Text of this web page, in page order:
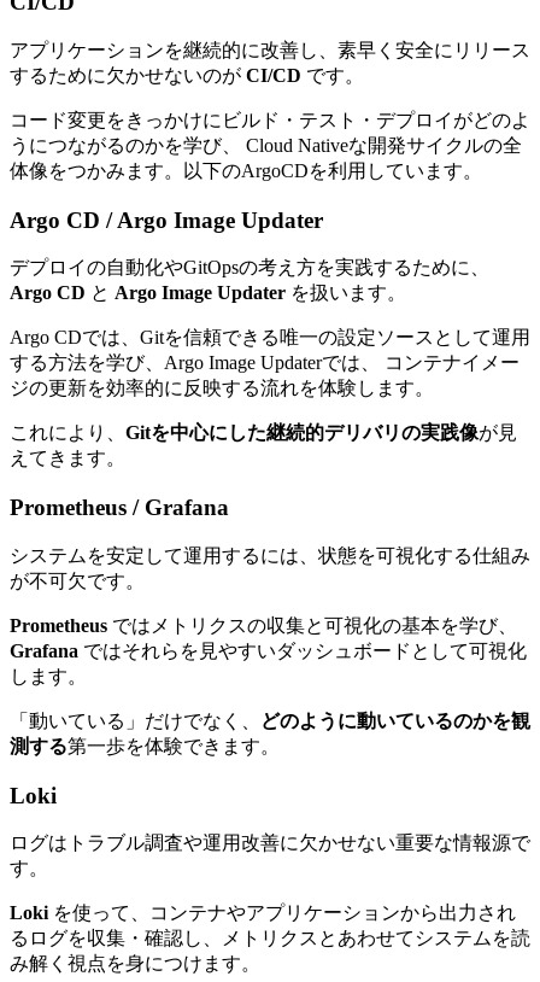
アプリケーションを継続的に改善し、素早く安全にリリース
するために欠かせないのが CI/CD です。
コード変更をきっかけにビルド・テスト・デプロイがどのよ
うにつながるのかを学び、 Cloud Nativeな開発サイクルの全
体像をつかみます。以下のArgoCDを利用しています。
Argo CD / Argo Image Updater
デプロイの自動化やGitOpsの考え方を実践するために、
Argo CD と Argo Image Updater を扱います。
Argo CDでは、Gitを信頼できる唯一の設定ソースとして運用
する方法を学び、Argo Image Updaterでは、 コンテナイメー
ジの更新を効率的に反映する流れを体験します。
これにより、 Gitを中心にした継続的デリバリの実践像が見
えてきます。
Prometheus / Grafana
システムを安定して運用するには、状態を可視化する仕組み
が不可欠です。
Prometheus ではメトリクスの収集と可視化の基本を学び、
Grafana ではそれらを見やすいダッシュボードとして可視化
します。
「動いている」だけでなく、
どのように動いているのかを観
測する第一歩を体験できます。
Loki
ログはトラブル調査や運用改善に欠かせない重要な情報源で
す。
Loki を使って、コンテナやアプリケーションから出力され
るログを収集・確認し、メトリクスとあわせてシステムを読
み解く視点を身につけます。